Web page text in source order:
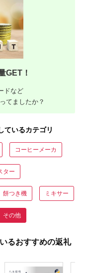
GET！
ドなど
てましたか？
ているカテゴリ
コーヒーメーカ
ター
餅つき機 ミキサー
その他
るおすすめの返礼